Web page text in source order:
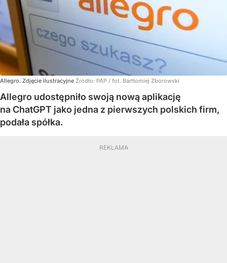
Allegro. Zdjęcie ilustracyjne Źródło: PAP / fot. Bartłomiej Zborowski
Allegro udostępniło swoją nową aplikację
na ChatGPT jako jedna z pierwszych polskich firm,
podała spółka.